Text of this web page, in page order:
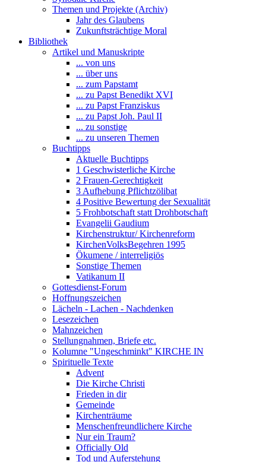
Themen und Projekte (Archiv)
Jahr des Glaubens
Zukunftsträchtige Moral
Bibliothek
Artikel und Manuskripte
... von uns
... über uns
... zum Papstamt
... zu Papst Benedikt XVI
... zu Papst Franziskus
... zu Papst Joh. Paul II
... zu sonstige
... zu unseren Themen
Buchtipps
Aktuelle Buchtipps
1 Geschwisterliche Kirche
2 Frauen-Gerechtigkeit
3 Aufhebung Pflichtzölibat
4 Positive Bewertung der Sexualität
5 Frohbotschaft statt Drohbotschaft
Evangelii Gaudium
Kirchenstruktur/ Kirchenreform
KirchenVolksBegehren 1995
Ökumene / interreligiös
Sonstige Themen
Vatikanum II
Gottesdienst-Forum
Hoffnungszeichen
Lächeln - Lachen - Nachdenken
Lesezeichen
Mahnzeichen
Stellungnahmen, Briefe etc.
Kolumne "Ungeschminkt" KIRCHE IN
Spirituelle Texte
Advent
Die Kirche Christi
Frieden in dir
Gemeinde
Kirchenträume
Menschenfreundlichere Kirche
Nur ein Traum?
Officially Old
Tod und Auferstehung